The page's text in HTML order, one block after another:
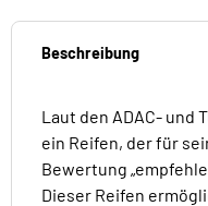
Beschreibung
Laut den ADAC- und
ein Reifen, der für
Bewertung
Dieser Reifen